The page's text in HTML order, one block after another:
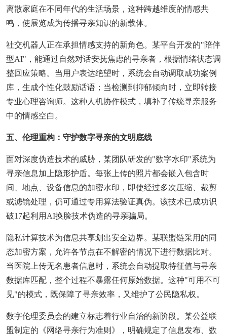
离散家庭在不同年代的生活场景，这种跨越维度的情感共
鸣，使展览成为传播寻亲知识的新载体。
社交机器人正在承担情感支持的新角色。某平台开发的"陪伴
型AI"，能通过自然对话安抚焦虑的寻亲者，根据情绪状态调
整回应策略。当用户表达绝望时，系统会自动调取成功案例
库，生成个性化鼓励话语；当检测到抑郁倾向时，立即转接
专业心理咨询师。这种人机协作模式，填补了传统寻亲服务
中的情感空白。
五、伦理重构：守护数字寻亲的文明底线
面对深度伪造技术的威胁，某团队研发的"数字水印"系统为
寻亲信息加上隐形护盾。每张上传的照片都会嵌入包含时
间、地点、设备信息的加密水印，即使经过多次压缩、裁剪
或滤镜处理，仍可通过专用算法验证真伪。该技术已成功识
破17起利用AI换脸技术伪造的寻亲骗局。
隐私计算技术为信息共享划出安全边界。某联盟链采用的同
态加密方案，允许各节点在不解密的情况下进行数据比对。
当医院上传无名患者信息时，系统会自动提取特征值与寻亲
数据库匹配，整个过程不暴露任何原始数据。这种"可用不可
见"的模式，既保障了寻亲效率，又维护了公民隐私权。
数字伦理委员会的建立标志着行业自治的新阶段。某公益联
盟制定的《网络寻亲行为准则》，明确规定了信息发布、数